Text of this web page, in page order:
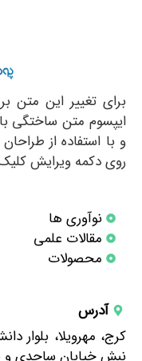
برای تغییر این متن
ایپسوم متن ساختگی
و با استفاده از
روی دکمه ویرایش
نوآوری ها
مقالات علمی
محصولات
آدرس
نبش خیابان ساجدی